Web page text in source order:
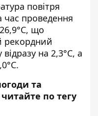
повітря
проведення
що
рекордний
на 2,3°С, а
та
по тегу